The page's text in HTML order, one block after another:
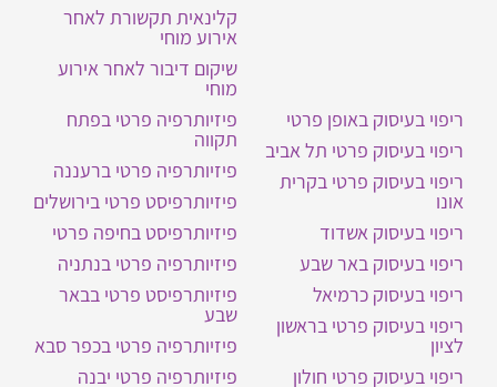
קלינאית תקשורת לאחר
אירוע מוחי
שיקום דיבור לאחר אירוע
מוחי
ריפוי בעיסוק באופן פרטי
ריפוי בעיסוק פרטי תל אביב
ריפוי בעיסוק פרטי בקרית
אונו
ריפוי בעיסוק אשדוד
ריפוי בעיסוק באר שבע
ריפוי בעיסוק כרמיאל
ריפוי בעיסוק פרטי בראשון
לציון
ריפוי בעיסוק פרטי חולון
פיזיותרפיה פרטי בפתח
תקווה
פיזיותרפיה פרטי ברעננה
פיזיותרפיסט פרטי בירושלים
פיזיותרפיסט בחיפה פרטי
פיזיותרפיה פרטי בנתניה
פיזיותרפיסט פרטי בבאר
שבע
פיזיותרפיה פרטי בכפר סבא
פיזיותרפיה פרטי יבנה